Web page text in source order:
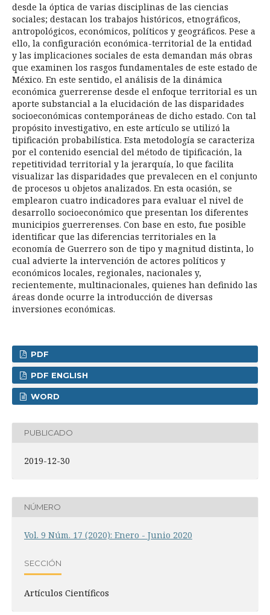
desde la óptica de varias disciplinas de las ciencias
sociales; destacan los trabajos históricos, etnográficos,
antropológicos, económicos, políticos y geográficos. Pese a
ello, la configuración económica-territorial de la entidad
y las implicaciones sociales de esta demandan más obras
que examinen los rasgos fundamentales de este estado de
México. En este sentido, el análisis de la dinámica
económica guerrerense desde el enfoque territorial es un
aporte substancial a la elucidación de las disparidades
socioeconómicas contemporáneas de dicho estado. Con tal
propósito investigativo, en este artículo se utilizó la
tipificación probabilística. Esta metodología se caracteriza
por el contenido esencial del método de tipificación, la
repetitividad territorial y la jerarquía, lo que facilita
visualizar las disparidades que prevalecen en el conjunto
de procesos u objetos analizados. En esta ocasión, se
emplearon cuatro indicadores para evaluar el nivel de
desarrollo socioeconómico que presentan los diferentes
municipios guerrerenses. Con base en esto, fue posible
identificar que las diferencias territoriales en la
economía de Guerrero son de tipo y magnitud distinta, lo
cual advierte la intervención de actores políticos y
económicos locales, regionales, nacionales y,
recientemente, multinacionales, quienes han definido las
áreas donde ocurre la introducción de diversas
inversiones económicas.
PDF
PDF ENGLISH
WORD
PUBLICADO
2019-12-30
NÚMERO
Vol. 9 Núm. 17 (2020): Enero - Junio 2020
SECCIÓN
Artículos Científicos